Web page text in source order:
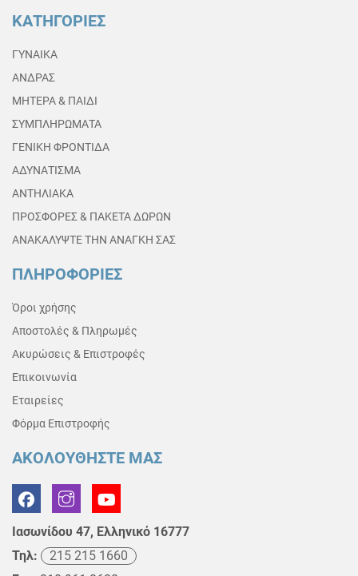
ΚΑΤΗΓΟΡΙΕΣ
ΓΥΝΑΙΚΑ
ΑΝΔΡΑΣ
ΜΗΤΕΡΑ & ΠΑΙΔΙ
ΣΥΜΠΛΗΡΩΜΑΤΑ
ΓΕΝΙΚΗ ΦΡΟΝΤΙΔΑ
ΑΔΥΝΑΤΙΣΜΑ
ΑΝΤΗΛΙΑΚΑ
ΠΡΟΣΦΟΡΕΣ & ΠΑΚΕΤΑ ΔΩΡΩΝ
ΑΝΑΚΑΛΥΨΤΕ ΤΗΝ ΑΝΑΓΚΗ ΣΑΣ
ΠΛΗΡΟΦΟΡΙΕΣ
Όροι χρήσης
Αποστολές & Πληρωμές
Ακυρώσεις & Επιστροφές
Επικοινωνία
Εταιρείες
Φόρμα Επιστροφής
ΑΚΟΛΟΥΘΗΣΤΕ ΜΑΣ
Ιασωνίδου 47, Ελληνικό 16777
Τηλ:
215 215 1660